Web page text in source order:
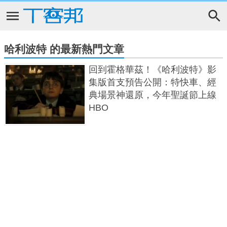
哈利波特 的最新熱門文章
回到霍格華茲！《哈利波特》影
集版首支預告公開：特快車、經
典場景神還原，今年聖誕節上線
HBO